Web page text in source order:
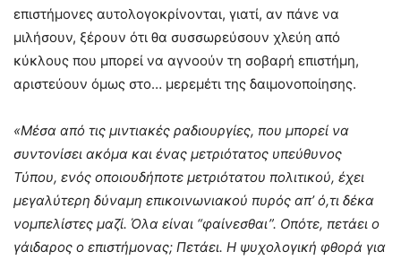
επιστήμονες αυτολογοκρίνονται, γιατί, αν πάνε να
μιλήσουν, ξέρουν ότι θα συσσωρεύσουν χλεύη από
κύκλους που μπορεί να αγνοούν τη σοβαρή επιστήμη,
αριστεύουν όμως στο… μερεμέτι της δαιμονοποίησης.
«Μέσα από τις μιντιακές ραδιουργίες, που μπορεί να
συντονίσει ακόμα και ένας μετριότατος υπεύθυνος
Τύπου, ενός οποιουδήποτε μετριότατου πολιτικού, έχει
μεγαλύτερη δύναμη επικοινωνιακού πυρός απ’ ό,τι δέκα
νομπελίστες μαζί. Όλα είναι “φαίνεσθαι”. Οπότε, πετάει ο
γάιδαρος ο επιστήμονας; Πετάει. Η ψυχολογική φθορά για